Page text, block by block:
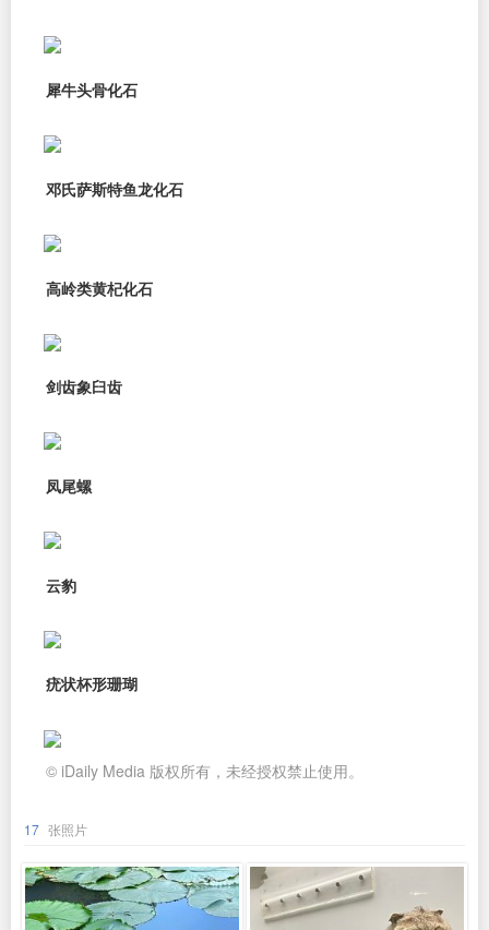
犀牛头骨化石
邓氏萨斯特鱼龙化石
高岭类黄杞化石
剑齿象臼齿
凤尾螺
云豹
疣状杯形珊瑚
© iDaily Media 版权所有，未经授权禁止使用。
17 张照片